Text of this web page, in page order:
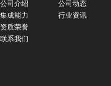
公司介绍
集成能力
资质荣誉
联系我们
公司动态
行业资讯